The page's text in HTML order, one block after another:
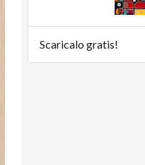
Scaricalo gratis!